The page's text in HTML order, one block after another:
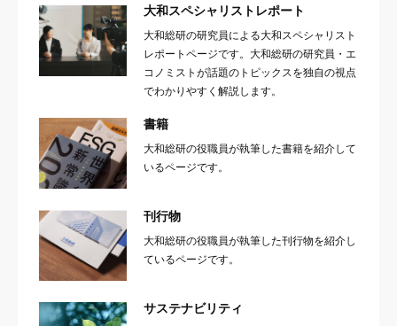
大和スペシャリストレポート
大和総研の研究員による大和スペシャリスト
レポートページです。大和総研の研究員・エ
コノミストが話題のトピックスを独自の視点
でわかりやすく解説します。
書籍
大和総研の役職員が執筆した書籍を紹介して
いるページです。
刊行物
大和総研の役職員が執筆した刊行物を紹介し
ているページです。
サステナビリティ